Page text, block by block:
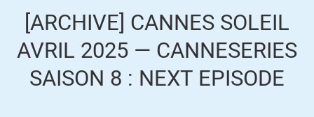
[ARCHIVE] CANNES SOLEIL
AVRIL 2025 — CANNESERIES
SAISON 8 : NEXT EPISODE